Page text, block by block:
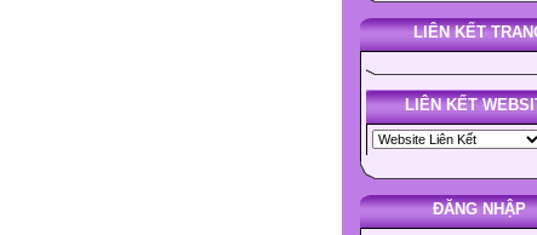
LIÊN KẾT
LIÊN KẾT
ĐĂNG NHẬP